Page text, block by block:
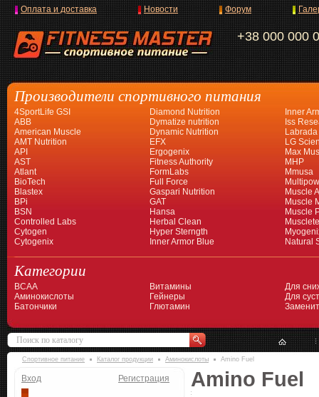
+38 000 000
Оплата и доставка Новости Форум
Производители спортивного питания
4SportLife GSI
ABB
American Muscle
AMT Nutrition
API
AST
Atlant
BioTech
Blastex
BPi
BSN
Controlled Labs
Cytogen
Cytogenix
Diamond Nutrition
Dymatize nutrition
Dynamic Nutrition
EFX
Ergogenix
Fitness Authority
FormLabs
Full Force
Gaspari Nutrition
GAT
Hansa
Herbal Clean
Hyper Sterngth
Inner Armor Blue
Inner
Iss
Labrada
LG
Max
MHP
Mmusa
Muscle
Muscle
Muscle
Natural
Категории
BCAA
Аминокислоты
Батончики
Витамины
Гейнеры
Глютамин
Для
Для
Спортивное питание Каталог продукции Аминокислоты Amino Fuel
Вход Регистрация Amino Fuel